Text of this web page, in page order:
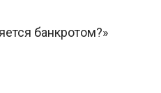
банкротом?»